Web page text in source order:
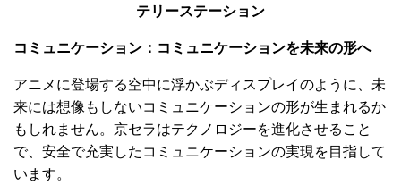
テリーステーション
コミュニケーション：コミュニケーションを未来の形へ
アニメに登場する空中に浮かぶディスプレイのように、未
来には想像もしないコミュニケーションの形が生まれるか
もしれません。京セラはテクノロジーを進化させること
で、安全で充実したコミュニケーションの実現を目指して
います。